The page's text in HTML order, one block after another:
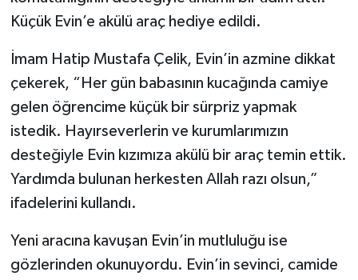
Küçük Evin’e akülü araç hediye edildi.
İmam Hatip Mustafa Çelik, Evin’in azmine dikkat
çekerek, “Her gün babasının kucağında camiye
gelen öğrencime küçük bir sürpriz yapmak
istedik. Hayırseverlerin ve kurumlarımızın
desteğiyle Evin kızımıza akülü bir araç temin ettik.
Yardımda bulunan herkesten Allah razı olsun,”
ifadelerini kullandı.
Yeni aracına kavuşan Evin’in mutluluğu ise
gözlerinden okunuyordu. Evin’in sevinci, camide